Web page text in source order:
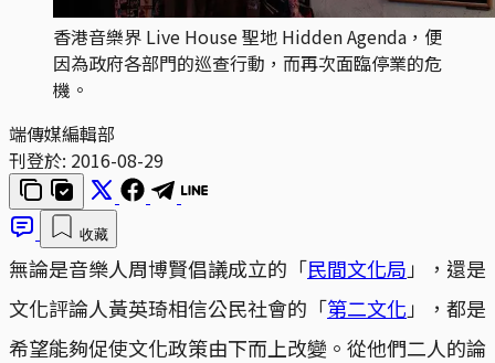
香港音樂界 Live House 聖地 Hidden Agenda，便
因為政府各部門的巡查行動，而再次面臨停業的危
機。
端傳媒編輯部
刊登於: 2016-08-29
收藏
無論是音樂人周博賢倡議成立的「民間文化局 」，還是
文化評論人黃英琦相信公民社會的「第二文化 」，都是
希望能夠促使文化政策由下而上改變。從他們二人的論